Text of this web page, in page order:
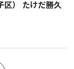
区） たけだ勝久